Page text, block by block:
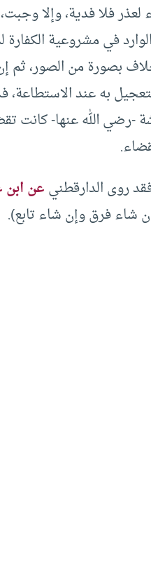
فلا فدية، وإلا
في مشروعية
بصورة من الصور،
به عند الاستطاعة،
-رضي الله عنها- كانت
فقد روى الدارقطنيعن ابن
شاء فرق وإن شاء تابع).